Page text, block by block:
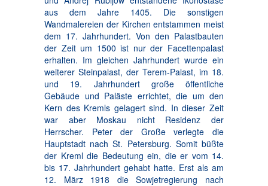
aus dem Jahre 1405. Die sonstigen
Wandmalereien der Kirchen entstammen meist
dem 17. Jahrhundert. Von den Palastbauten
der Zeit um 1500 ist nur der Facettenpalast
erhalten. Im gleichen Jahrhundert wurde ein
weiterer Steinpalast, der Terem-Palast, im 18.
und 19. Jahrhundert große öffentliche
Gebäude und Paläste errichtet, die um den
Kern des Kremls gelagert sind. In dieser Zeit
war aber Moskau nicht Residenz der
Herrscher. Peter der Große verlegte die
Hauptstadt nach St. Petersburg. Somit büßte
der Kreml die Bedeutung ein, die er vom 14.
bis 17. Jahrhundert gehabt hatte. Erst als am
12. März 1918 die Sowjetregierung nach